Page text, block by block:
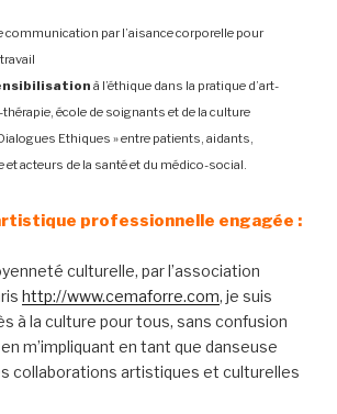
communication par l’aisance corporelle pour
à l’éthique dans la pratique d’art-
école de soignants et de la culture
Ethiques » entre patients, aidants,
acteurs de la santé et du médico-social.
professionnelle engagée :
culturelle, par l’association
http://www.cemaforre.com, je suis
à la culture pour tous, sans confusion
m’impliquant en tant que danseuse
collaborations artistiques et culturelles